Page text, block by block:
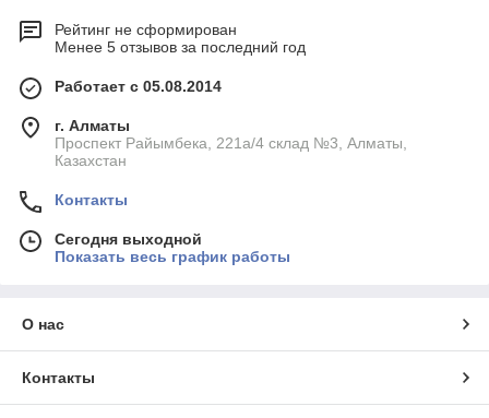
Рейтинг не сформирован
Менее 5 отзывов за последний год
Работает с 05.08.2014
г. Алматы
Проспект Райымбека, 221а/4 склад №3, Алматы,
Казахстан
Контакты
Сегодня выходной
Показать весь график работы
О нас
Контакты